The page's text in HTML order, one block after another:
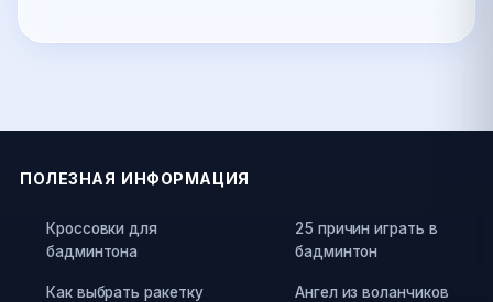
ПОЛЕЗНАЯ ИНФОРМАЦИЯ
Кроссовки для
бадминтона
Как выбрать ракетку
25 причин играть в
бадминтон
Ангел из воланчиков